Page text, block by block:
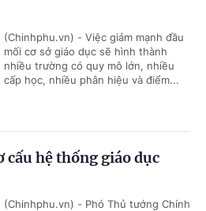
(Chinhphu.vn) - Việc giảm mạnh đầu
mối cơ sở giáo dục sẽ hình thành
nhiều trường có quy mô lớn, nhiều
cấp học, nhiều phân hiệu và điểm...
cấu hệ thống giáo dục
(Chinhphu.vn) - Phó Thủ tướng Chính